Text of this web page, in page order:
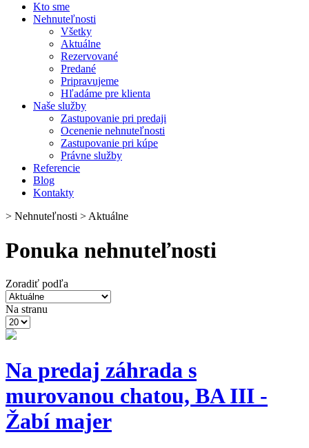
Kto sme
Nehnuteľnosti
Všetky
Aktuálne
Rezervované
Predané
Pripravujeme
Hľadáme pre klienta
Naše služby
Zastupovanie pri predaji
Ocenenie nehnuteľnosti
Zastupovanie pri kúpe
Právne služby
Referencie
Blog
Kontakty
> Nehnuteľnosti > Aktuálne
Ponuka nehnuteľnosti
Zoradiť podľa
Na stranu
Na predaj záhrada s
murovanou chatou, BA III -
Žabí majer